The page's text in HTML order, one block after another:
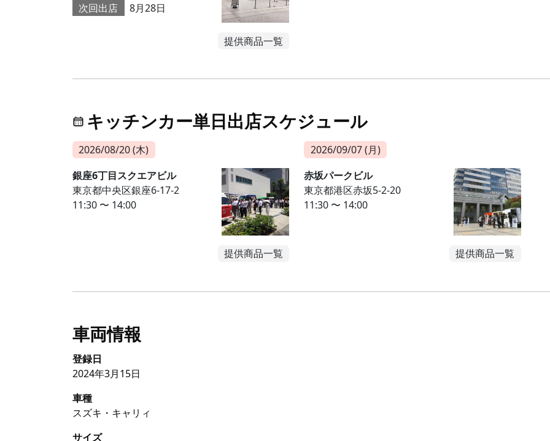
次回出店
8月28日
提供商品一覧
キッチンカー単日出店スケジュール
2026/08/20 (木)
銀座6丁目スクエアビル
東京都中央区銀座6-17-2
11:30 〜 14:00
提供商品一覧
2026/09/07 (月)
赤坂パークビル
東京都港区赤坂5-2-20
11:30 〜 14:00
提供商品一覧
車両情報
登録日
2024年3月15日
車種
スズキ・キャリィ
サイズ